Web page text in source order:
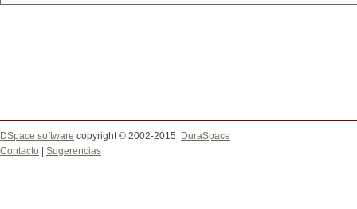
DSpace software copyright © 2002-2015
DuraSpace
Contacto
Sugerencias